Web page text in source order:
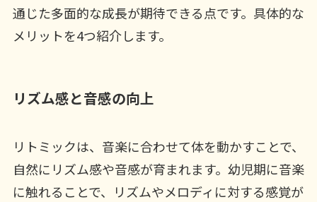
通じた多面的な成長が期待できる点です。具体的な
メリットを4つ紹介します。
リズム感と音感の向上
リトミックは、音楽に合わせて体を動かすことで、
自然にリズム感や音感が育まれます。幼児期に音楽
に触れることで、リズムやメロディに対する感覚が